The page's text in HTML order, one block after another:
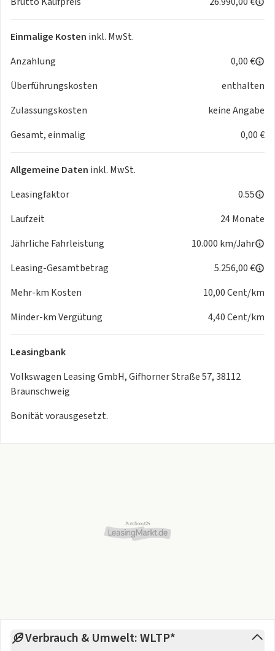
LED-Tagfahrlicht
Mittelarmlehne
Multifunktions-Lederlenkrad heizbar mit Schaltwippen
Radio Ready 2 Discover
Regensensor
Spurwechselassistent
Touchscreen-Farbdisplay
Travel Assist
Beifahrerairbagdeaktivierung
Bremsassistent
Chrompaket
Connect-Dienste möglich
Doppelairbag
eCall Notrufsystem
Fensterheber elektr.
geteilt umklappbare Rücksitzlehne
Isofix Kindersitzaufnahmen
Lendenwirbelstütze
Mobiltelefon-Schnittstelle
Otto-Partikelfilter
Pannen-Set
Wärmeschutzverglasung
Euro 6e
Einmalige Kosten inkl. MwSt.
Anzahlung
0,00 €
Überführungskosten
enthalten
Zulassungskosten
keine Angabe
Gesamt, einmalig
0,00 €
Allgemeine Daten inkl. MwSt.
Leasingfaktor
0.55
Laufzeit
24 Monate
Jährliche Fahrleistung
10.000 km/Jahr
Leasing-Gesamtbetrag
5.256,00 €
Mehr-km Kosten
10,00 Cent/km
Minder-km Vergütung
4,40 Cent/km
Leasingbank
Volkswagen Leasing GmbH, Gifhorner Straße 57, 38112
Braunschweig
Bonität vorausgesetzt.
Verbrauch & Umwelt: WLTP*